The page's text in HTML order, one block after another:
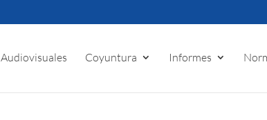
Audiovisuales Coyuntura Informes